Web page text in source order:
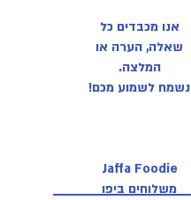
אנו מכבדים כל
שאלה, הערה או
המלצה.
נשמח לשמוע מכם!
Jaffa Foodie
משלוחים ביפו